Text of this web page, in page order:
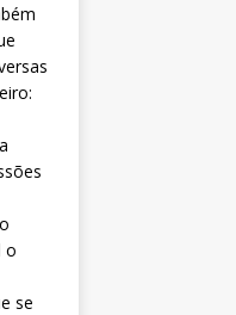
o
se